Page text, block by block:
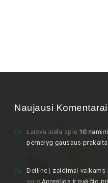
Naujausi Komentarai
Laisva siela apie 10
pernelyg gausaus
Deiline | zaidimai
apie Agresijos ir pykčio